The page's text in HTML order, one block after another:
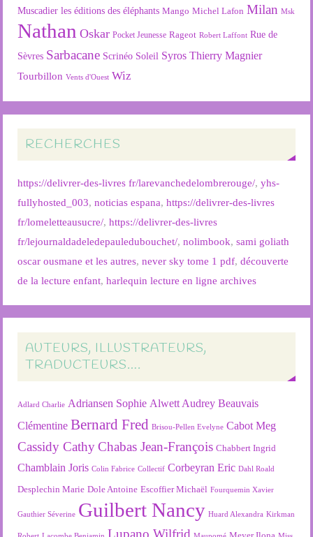
Muscadier les éditions des éléphants Mango Michel Lafon Milan Msk
Nathan Oskar Pocket Jeunesse Rageot Robert Laffont Rue de
Sèvres Sarbacane Scrinéo Soleil Syros Thierry Magnier
Tourbillon Vents d'Ouest Wiz
RECHERCHES
https://delivrer-des-livres fr/larevanchedelombrerouge/,yhs-
fullyhosted_003,noticias espana,https://delivrer-des-livres
fr/lomeletteausucre/,https://delivrer-des-livres
fr/lejournaldadeledepauledubouchet/,nolimbook,sami goliath
oscar ousmane et les autres,never sky tome 1 pdf,découverte
de la lecture enfant,harlequin lecture en ligne archives
AUTEURS, ILLUSTRATEURS,
TRADUCTEURS….
Adlard Charlie Adriansen Sophie Alwett Audrey Beauvais
Clémentine Bernard Fred Brisou-Pellen Evelyne Cabot Meg
Cassidy Cathy Chabas Jean-François Chabbert Ingrid
Chamblain Joris Colin Fabrice Collectif Corbeyran Eric Dahl Roald
Desplechin Marie Dole Antoine Escoffier Michaël Fourquemin Xavier
Gauthier Séverine Guilbert Nancy Huard Alexandra Kirkman
Lupano Wilfrid